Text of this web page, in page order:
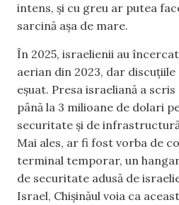
intens, și cu greu ar putea
sarcină așa de mare.
În 2025, israelienii au
aerian din 2023, dar discuțiile
eșuat. Presa israeliană a scris
până la 3 milioane de dolari
securitate și de
Mai ales, ar fi fost vorba de
terminal temporar, un
de securitate adusă de
Israel, Chișinăul voia ca